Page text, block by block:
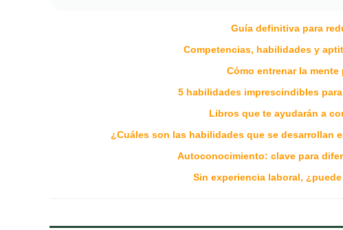
Guía definitiva para
Competencias, habilidades y
Cómo entrenar la
5 habilidades imprescindibles
Libros que te ayudarán a
¿Cuáles son las habilidades que se desarrollan
Autoconocimiento: clave para
Sin experiencia laboral,